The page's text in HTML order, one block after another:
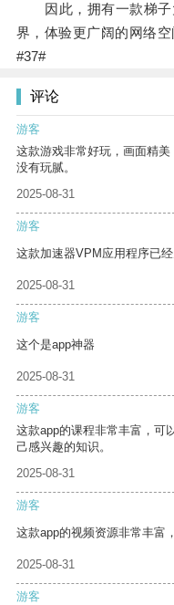
因此，拥有一款梯子
界，体验更广阔的网络空
#37#
评论
游客
这款游戏非常好玩，画面精
没有玩腻。
2025-08-31
游客
这款加速器VPM应用程序已
2025-08-31
游客
这个是app神器
2025-08-31
游客
这款app的课程非常丰富，可
己感兴趣的知识。
2025-08-31
游客
这款app的视频资源非常丰富
2025-08-31
游客